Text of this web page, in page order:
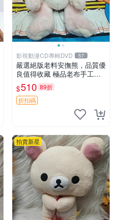
影視動漫CD專輯DVD 57
嚴選絕版老料安撫熊，品質優
良值得收藏 極品老布手工安
撫搖鈴玩具，適合哄睡寶貝
超柔老料搖鈴熊，專為孩子設
計的安心伴護 推薦絕版老布
製工藝搖鈴熊，可當作童
$510 89折
折扣碼
拍賣新星